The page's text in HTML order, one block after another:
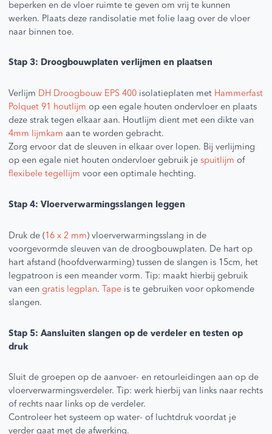
beperken en de vloer ruimte te geven om vrij te kunnen
werken. Plaats deze randisolatie met folie laag over de vloer
naar binnen toe.
Stap 3: Droogbouwplaten verlijmen en plaatsen
Verlijm DH Droogbouw EPS 400 isolatieplaten met Hammerfast
Polquet 91 houtlijm op een egale houten ondervloer en plaats
deze strak tegen elkaar aan. Houtlijm dient met een dikte van
4mm lijmkam aan te worden gebracht.
Zorg ervoor dat de sleuven in elkaar over lopen. Bij verlijming
op een egale niet houten ondervloer gebruik jespuitlijm of
flexibele tegellijm voor een optimale hechting.
Stap 4: Vloerverwarmingsslangen leggen
Druk de (16 x 2 mm ) vloerverwarmingsslang in de
voorgevormde sleuven van de droogbouwplaten. De hart op
hart afstand (hoofdverwarming) tussen de slangen is 15cm, het
legpatroon is een meander vorm. Tip: maakt hierbij gebruik
van eengratis legplan. Tape is te gebruiken voor opkomende
slangen.
Stap 5: Aansluiten slangen op de verdeler en testen op
druk
Sluit de groepen op de aanvoer- en retourleidingen aan op de
vloerverwarmingsverdeler. Tip: werk hierbij van links naar rechts
of rechts naar links op de verdeler.
Controleer het systeem op water- of luchtdruk voordat je
verder gaat met de afwerking.